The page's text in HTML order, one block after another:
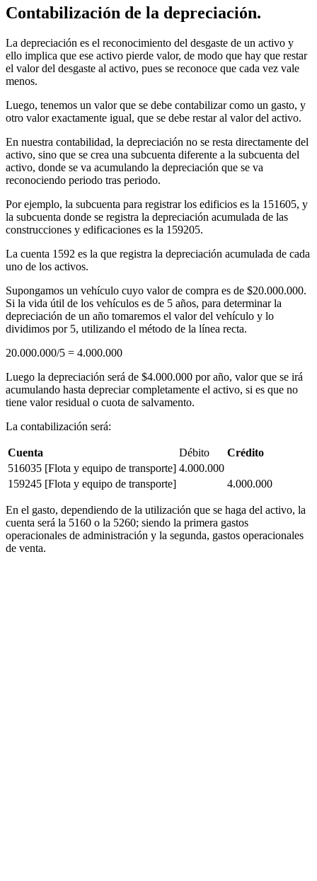
Contabilización de la depreciación.
La depreciación es el reconocimiento del desgaste de un activo y
ello implica que ese activo pierde valor, de modo que hay que restar
el valor del desgaste al activo, pues se reconoce que cada vez vale
menos.
Luego, tenemos un valor que se debe contabilizar como un gasto, y
otro valor exactamente igual, que se debe restar al valor del activo.
En nuestra contabilidad, la depreciación no se resta directamente del
activo, sino que se crea una subcuenta diferente a la subcuenta del
activo, donde se va acumulando la depreciación que se va
reconociendo periodo tras periodo.
Por ejemplo, la subcuenta para registrar los edificios es la 151605, y
la subcuenta donde se registra la depreciación acumulada de las
construcciones y edificaciones es la 159205.
La cuenta 1592 es la que registra la depreciación acumulada de cada
uno de los activos.
Supongamos un vehículo cuyo valor de compra es de $20.000.000.
Si la vida útil de los vehículos es de 5 años, para determinar la
depreciación de un año tomaremos el valor del vehículo y lo
dividimos por 5, utilizando el método de la línea recta.
20.000.000/5 = 4.000.000
Luego la depreciación será de $4.000.000 por año, valor que se irá
acumulando hasta depreciar completamente el activo, si es que no
tiene valor residual o cuota de salvamento.
La contabilización será:
Cuenta Débito
Crédito
516035 [Flota y equipo de transporte] 4.000.000
159245 [Flota y equipo de transporte]
4.000.000
En el gasto, dependiendo de la utilización que se haga del activo, la
cuenta será la 5160 o la 5260; siendo la primera gastos
operacionales de administración y la segunda, gastos operacionales
de venta.